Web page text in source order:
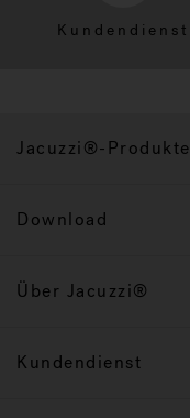
Kundendienst
Jacuzzi®-Produkte
Download
Über Jacuzzi®
Kundendienst